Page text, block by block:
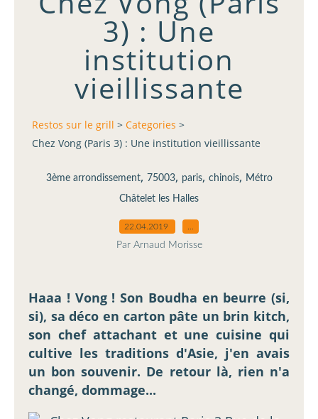
3) : Une
institution
vieillissante
Restos sur le grill > Categories >
Chez Vong (Paris 3) : Une institution vieillissante
3ème arrondissement, 75003, paris, chinois, Métro
Châtelet les Halles
22.04.2019
Par Arnaud Morisse
Haaa ! Vong ! Son Boudha en beurre (si,
si), sa déco en carton pâte un brin kitch,
son chef attachant et une cuisine qui
cultive les traditions d'Asie, j'en avais
un bon souvenir. De retour là, rien n'a
changé, dommage...